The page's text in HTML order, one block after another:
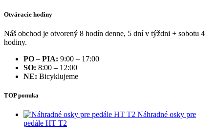
Otváracie hodiny
Náš obchod je otvorený 8 hodín denne, 5 dní v týždni + sobotu 4
hodiny.
PO – PIA: 9:00 – 17:00
SO: 8:00 – 12:00
NE: Bicyklujeme
TOP ponuka
Náhradné osky pre
pedále HT T2